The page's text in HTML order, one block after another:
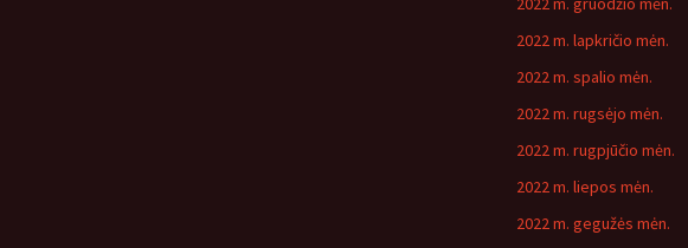
2022 m. lapkričio mėn.
2022 m. spalio mėn.
2022 m. rugsėjo mėn.
2022 m. rugpjūčio mėn.
2022 m. liepos mėn.
2022 m. gegužės mėn.